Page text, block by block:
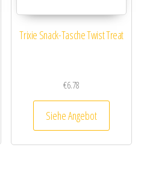
Trixie Snack-Tasche Twist Treat
€6.78
Siehe Angebot